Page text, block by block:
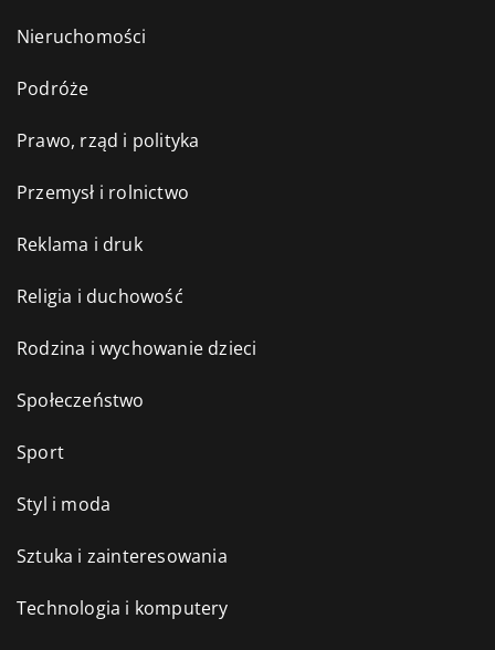
Nieruchomości
Podróże
Prawo, rząd i polityka
Przemysł i rolnictwo
Reklama i druk
Religia i duchowość
Rodzina i wychowanie dzieci
Społeczeństwo
Sport
Styl i moda
Sztuka i zainteresowania
Technologia i komputery